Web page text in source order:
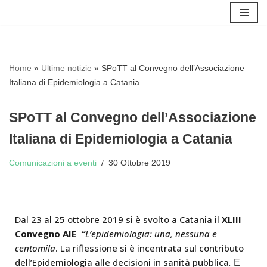
Home » Ultime notizie » SPoTT al Convegno dell’Associazione
Italiana di Epidemiologia a Catania
SPoTT al Convegno dell’Associazione
Italiana di Epidemiologia a Catania
Comunicazioni a eventi 30 Ottobre 2019
Dal 23 al 25 ottobre 2019 si è svolto a Catania il XLIII
Convegno AIE “L’epidemiologia: una, nessuna e
centomila. La riflessione si è incentrata sul contributo
dell’Epidemiologia alle decisioni in sanità pubblica. E